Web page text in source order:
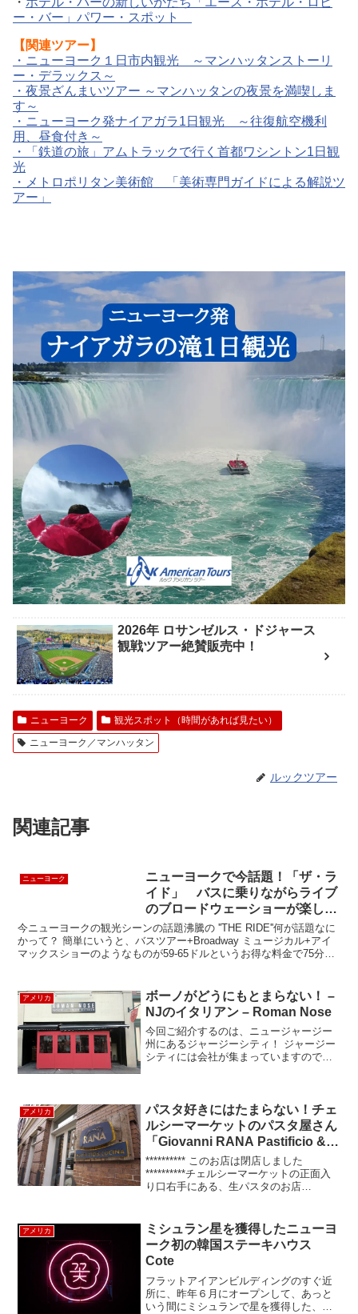
ー・バー」パワー・スポット
【関連ツアー】
・ ニューヨーク１日市内観光 ～マンハッタンストーリ
ー・デラックス～
・ 夜景ざんまいツアー ～マンハッタンの夜景を満喫しま
す～
・ ニューヨーク発ナイアガラ1日観光 ～往復航空機利
用、昼食付き～
・
「鉄道の旅」アムトラックで行く首都ワシントン1日観
光
・ メトロポリタン美術館 「美術専門ガイドによる解説ツ
アー」
2026年 ロサンゼルス・ドジャース
観戦ツアー絶賛販売中！
ニューヨーク
観光スポット（時間があれば見たい）
ニューヨーク／マンハッタン
ルックツアー
関連記事
ニューヨーク
ニューヨークで今話題！「ザ・ラ
イド」 バスに乗りながらライブ
のブロードウェーショーが楽しめ
る！？ THE RIDE
今ニューヨークの観光シーンの話題沸騰の ''THE RIDE''何が話題なに
かって？ 簡単にいうと、バスツアー+Broadway ミュージカル+アイ
マックスショーのようなものが59-65ドルというお得な料金で75分で
アメリカ
ボーノがどうにもとまらない！ –
NJのイタリアン – Roman Nose
今回ご紹介するのは、ニュージャージー
州にあるジャージーシティ！ ジャージー
シティには会社が集まっていますので、
リアから来た家族が始めた...
アメリカ
パスタ好きにはたまらない！チェ
ルシーマーケットのパスタ屋さん
「Giovanni RANA Pastificio &
Cucina」
********** このお店は閉店しました
**********チェルシーマーケットの正面入
り口右手にある、生パスタのお店
スタ製造・販売店「Giovanni R...
アメリカ
ミシュラン星を獲得したニューヨ
ーク初の韓国ステーキハウス
Cote
フラットアイアンビルディングのすぐ近
所に、昨年６月にオープンして、あっと
いう間にミシュランで星を獲得した、コ